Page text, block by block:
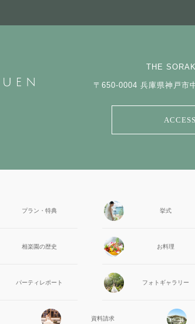
THE
〒650-0004 兵庫県神戸市
ACCESS
プラン・特典 挙式
相楽園の歴史 お料理
パーティ レポート フォト ギャラリー
資料請求